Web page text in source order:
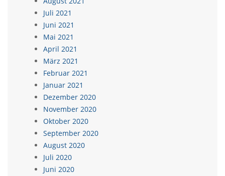
Juli 2021
Juni 2021
Mai 2021
April 2021
März 2021
Februar 2021
Januar 2021
Dezember 2020
November 2020
Oktober 2020
September 2020
August 2020
Juli 2020
Juni 2020